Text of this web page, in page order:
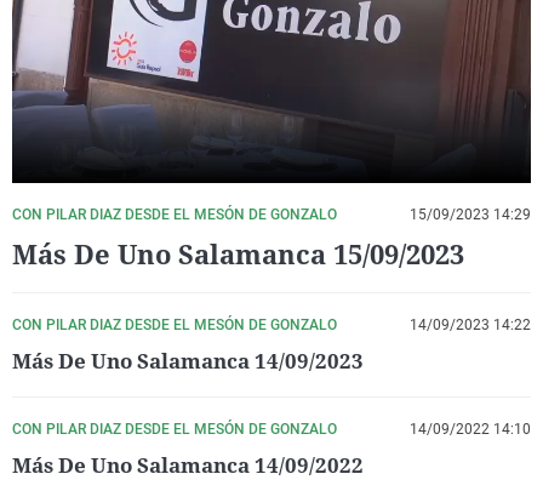
La rosa de los vientos
Gente viajera
Como el perro y el
Caso
Equipo de
Extremadura
País Vasco
Virales
CON PILAR DIAZ DESDE EL MESÓN DE GONZALO 15/09/2023 14:29
Más De Uno Salamanca 15/09/2023
CON PILAR DIAZ DESDE EL MESÓN DE GONZALO 14/09/2023 14:22
Más De Uno Salamanca 14/09/2023
CON PILAR DIAZ DESDE EL MESÓN DE GONZALO 14/09/2022 14:10
Más De Uno Salamanca 14/09/2022